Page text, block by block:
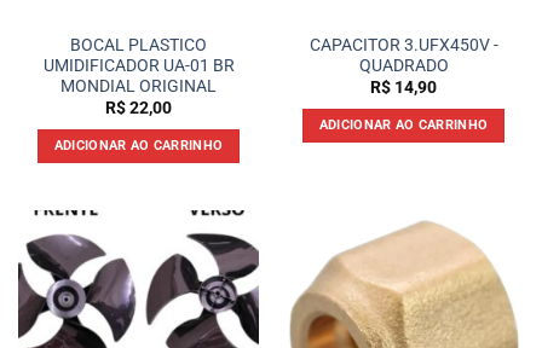
BOCAL PLASTICO
UMIDIFICADOR UA-01 BR
MONDIAL ORIGINAL
R$22,00
ADICIONAR AO CARRINHO
CAPACITOR 3.UFX450V -
QUADRADO
R$ 14,90
ADICIONAR AO CARRINHO